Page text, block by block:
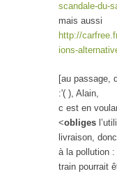
scandale-du-
mais aussi
http://
ions-
[au passage,
:'( ), Alain,
c est en
<obliges
livraison,
à la pollution
train pourrait